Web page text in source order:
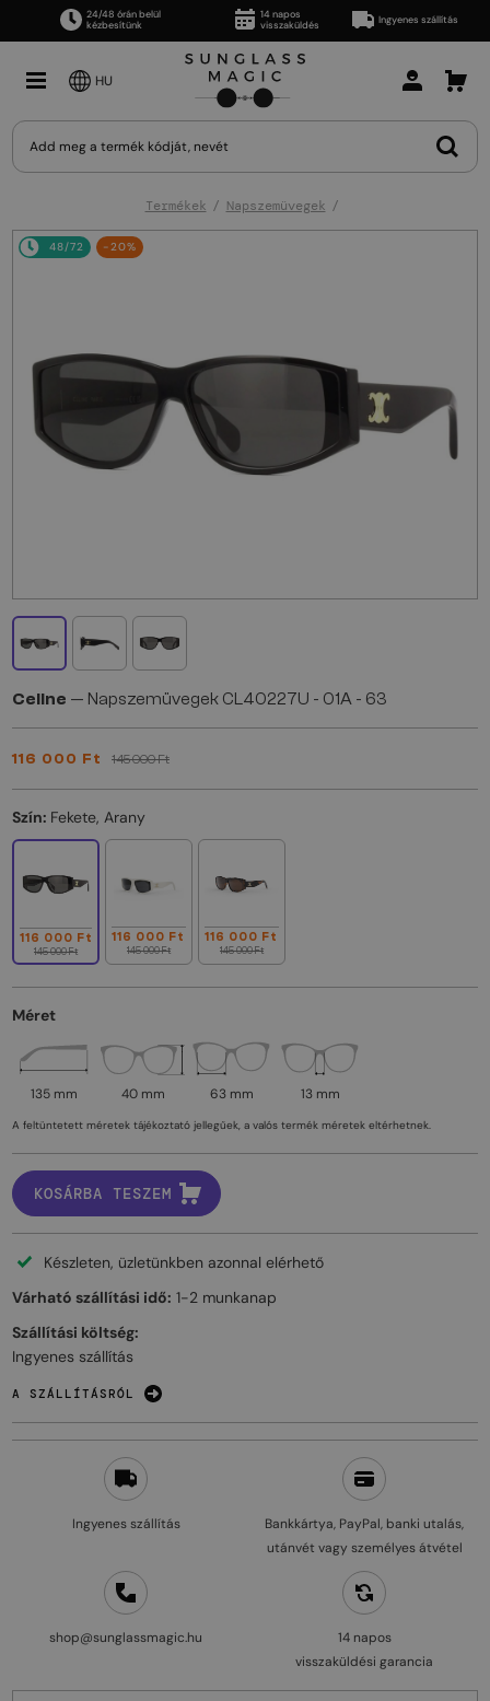
24/48 órán belül
kézbesítünk
14 napos
visszaküldés
Ingyenes szállítás
HU
Termékek Napszemüvegek
Ingyenes szállítás
Bankkártya, PayPal, banki utalás,
utánvét vagy személyes átvétel
shop@sunglassmagic.hu
14 napos
visszaküldési garancia
48/72 -20%
Celine — Napszemüvegek CL40227U - 01A - 63
116 000 Ft 145 000 Ft
Szín: Fekete, Arany
116 000 Ft
145 000 Ft
116 000 Ft
145 000 Ft
116 000 Ft
145 000 Ft
Méret
135 mm 40 mm 63 mm 13 mm
A feltüntetett méretek tájékoztató jellegűek, a valós termék méretek eltérhetnek.
KOSÁRBA TESZEM
Készleten, üzletünkben azonnal elérhető
Várható szállítási idő: 1-2 munkanap
Szállítási költség:
Ingyenes szállítás
A SZÁLLÍTÁSRÓL